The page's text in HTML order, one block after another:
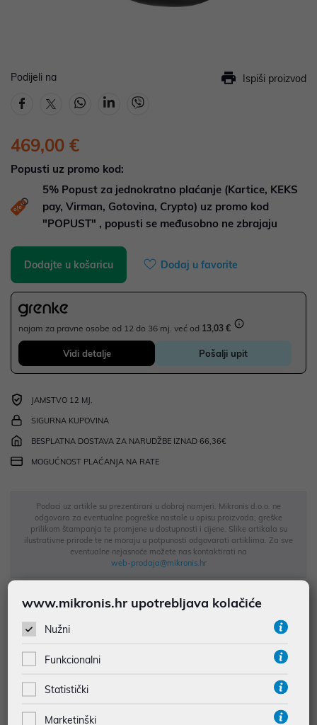
Podijeli na Ispiši proizvod
469,00 €
Popusti uz promo kod:
5% Popust za jednokratno plaćanje (Kartice, KEKS
pay, Virman, Gotovina, Crypto) uz promo kod
"POPUST" , popusti se međusobno ne zbrajaju
Dodajte u košaricu Dodaj u favorite
najam za pravne osobe od 12 do 36 mj. već od 13,03 €
Vidi detalje Pošalji upit
JAMSTVO 12 MJ.
SIGURNA KUPOVINA
BESPLATNA DOSTAVA ZA NARUDŽBE IZNAD 66,36€
MOGUĆNOST PLAĆANJA NA RATE
Podaci uz artikle su prezentirani u dobroj namjeri. Mikronis d.o.o. ne
odgovara za eventualne pogreške nastale u opisu proizvoda, greške
prilikom štampanja te promjene u dostupnosti i cijene. Slike artikala su
ilustrativne prirode te ne moraju u potpunosti odgovarati artiklima. Za sve
eventualne nejasnoće možete nas kontaktirati na
web-prodaja@mikronis.hr
Apple Watch S11 GPS 42mm Space Grey Aluminium Case with
pouzdane pametne funkcije u kompaktnijem formatu, idealnom
za svakodnevnu upotrebu. Kućište od aluminija u Space Grey boji
www.mikronis.hr upotrebljava kolačiće
Nužni
Funkcionalni
Statistički
Marketinški